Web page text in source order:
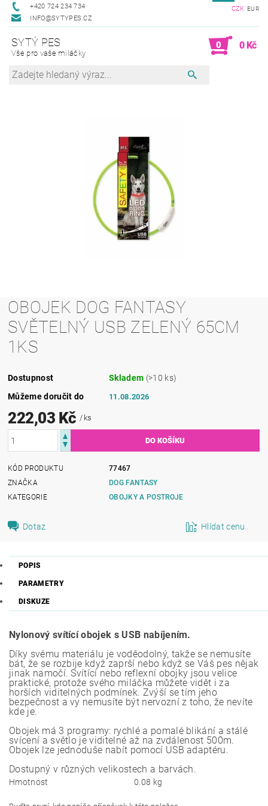
+420 724 234 734
INFO@SYTYPES.CZ
CZK EUR
SYTÝ PES
Vše pro vaše miláčky
0 0 Kč
OBOJEK DOG FANTASY
SVĚTELNÝ USB ZELENÝ 65CM
1KS
Dostupnost Skladem (>10 ks)
Můžeme doručit do
11.08.2026
222,03 Kč/ ks
KÓD PRODUKTU
77467
ZNAČKA
DOG FANTASY
KATEGORIE
OBOJKY A POSTROJE
Dotaz Hlídat cenu
POPIS
PARAMETRY
DISKUZE
Nylonový svítící obojek s USB nabíjením.
Díky svému materiálu je voděodolný, takže se nemusíte
bát, že se rozbije když zaprší nebo když se Váš pes nějak
jinak namočí. Svítící nebo reflexní obojky jsou velice
praktické, protože svého miláčka můžete vidět i za
horších viditelných podmínek. Zvýší se tím jeho
bezpečnost a vy nemusíte být nervozní z toho, že nevíte
kde je.
Obojek má 3 programy: rychlé a pomalé blikání a stálé
svícení a světlo je viditelné až na zvdálenost 500m.
Obojek lze jednoduše nabít pomocí USB adaptéru.
Dostupný v různých velikostech a barvách.
Hmotnost 0.08 kg